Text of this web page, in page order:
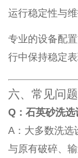
运行稳定性与
专业的设备配
行中保持稳定表
六、常见问
Q：石英砂洗选
A：大多数洗选
与原有破碎、输